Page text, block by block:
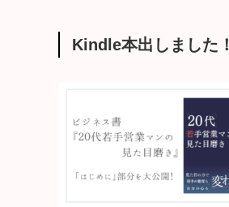
Kindle本出しました！